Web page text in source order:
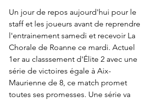
Un jour de repos aujourd'hui pour le
staff et les joueurs avant de reprendre
l'entrainement samedi et recevoir La
Chorale de Roanne ce mardi. Actuel
1er au classsement d'Élite 2 avec une
série de victoires égale à Aix-
Maurienne de 8, ce match promet
toutes ses promesses. Une série va